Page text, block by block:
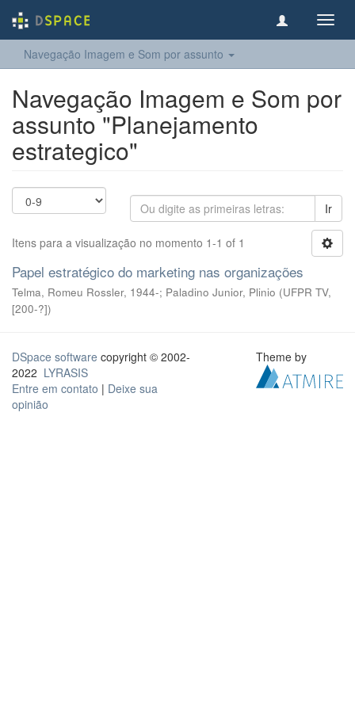
Navegação Imagem e Som por assunto
Navegação Imagem e Som por
assunto "Planejamento
estrategico"
Ir
Itens para a visualização no momento 1-1 of 1
Papel estratégico do marketing nas organizações
Telma, Romeu Rossler, 1944-; Paladino Junior, Plinio (UFPR TV,
[200-?])
DSpace software copyright © 2002-
2022 LYRASIS
Entre em contato | Deixe sua
opinião
Theme by